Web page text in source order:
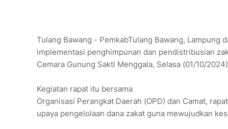
Tulang Bawang - PemkabTulang Bawang, Lampung
implementasi penghimpunan dan pendistribusian
Cemara Gunung Sakti Menggala, Selasa (01/10/
Kegiatan rapat itu bersama
Organisasi Perangkat Daerah (OPD) dan Camat,
upaya pengelolaan dana zakat guna mewujudkan